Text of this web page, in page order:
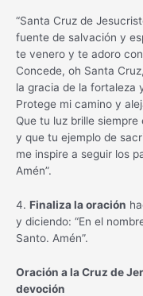
“Santa Cruz de
fuente de salvación y
te venero y te adoro
Concede, oh Santa Cruz,
la gracia de la fortaleza
Protege mi camino y
Que tu luz brille siempre
y que tu ejemplo de
me inspire a seguir los
Amén”.
4. Finaliza la oración
y diciendo: “En el
Santo. Amén”.
Oración a la Cruz de
devoción